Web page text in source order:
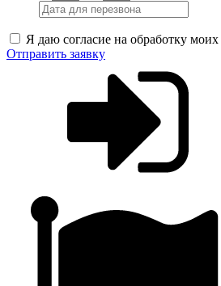
Я даю согласие на обработку моих
Отправить заявку